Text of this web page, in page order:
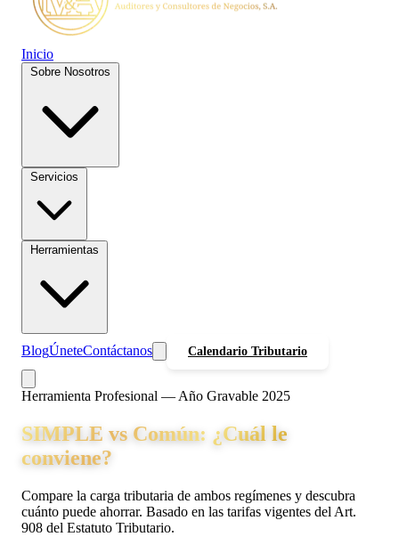
Inicio
BlogÚneteContáctanos Calendario Tributario
Herramienta Profesional — Año Gravable 2025
SIMPLE vs Común: ¿Cuál le
conviene?
Compare la carga tributaria de ambos regímenes y descubra
cuánto puede ahorrar. Basado en las tarifas vigentes del Art.
908 del Estatuto Tributario.